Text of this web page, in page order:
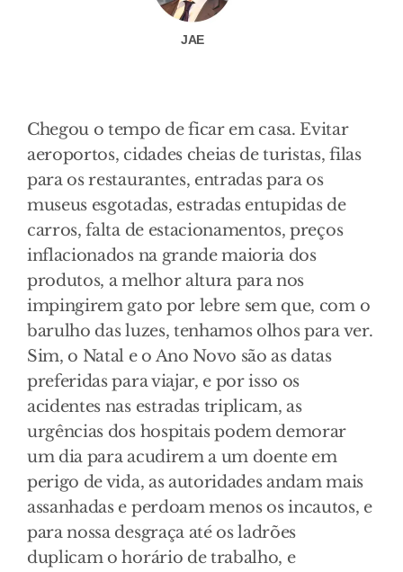
JAE
Chegou o tempo de ficar em casa. Evitar
aeroportos, cidades cheias de turistas, filas
para os restaurantes, entradas para os
museus esgotadas, estradas entupidas de
carros, falta de estacionamentos, preços
inflacionados na grande maioria dos
produtos, a melhor altura para nos
impingirem gato por lebre sem que, com o
barulho das luzes, tenhamos olhos para ver.
Sim, o Natal e o Ano Novo são as datas
preferidas para viajar, e por isso os
acidentes nas estradas triplicam, as
urgências dos hospitais podem demorar
um dia para acudirem a um doente em
perigo de vida, as autoridades andam mais
assanhadas e perdoam menos os incautos, e
para nossa desgraça até os ladrões
duplicam o horário de trabalho, e